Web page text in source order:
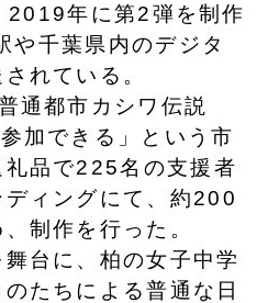
年に第2弾を制作
や千葉県内のデジタ
れている。
通都市カシワ伝説
加できる」という市
礼品で225名の支援者
ィングにて、約200
制作を行った。
台に、柏の女子中学
たちによる普通な日